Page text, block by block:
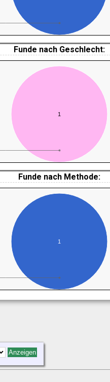
Funde nach Geschlecht:
1
Funde nach Methode:
1
Anzeigen